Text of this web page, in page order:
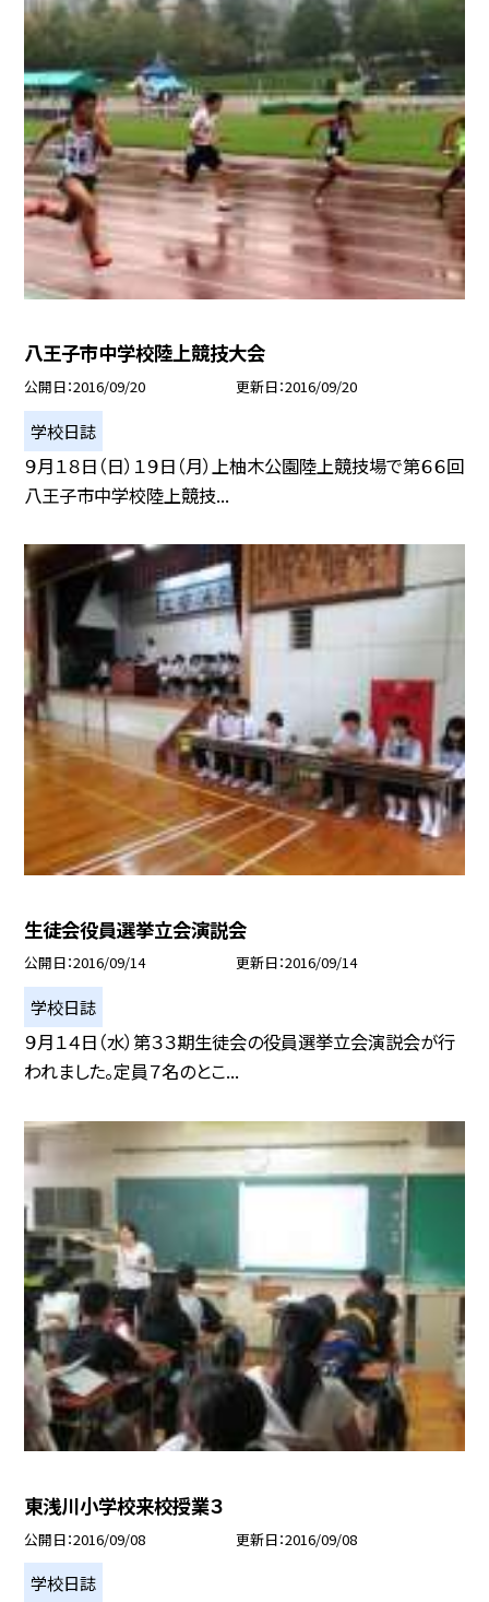
八王子市中学校陸上競技大会
公開日 2016/09/20 更新日 2016/09/20
学校日誌
９月１８日（日）１９日（月）上柚木公園陸上競技場で第６６回
八王子市中学校陸上競技...
生徒会役員選挙立会演説会
公開日 2016/09/14 更新日 2016/09/14
学校日誌
９月１４日（水）第３３期生徒会の役員選挙立会演説会が行
われました。定員７名のとこ...
東浅川小学校来校授業３
公開日 2016/09/08 更新日 2016/09/08
学校日誌